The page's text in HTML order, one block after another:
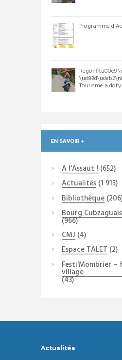
Programme
Regonfl\u00e9
Tourisme a
EN SAVOIR +
A l'Assaut ! (652)
Actualités(1 913)
Bibliothèque
Bourg
(966)
CMJ (4)
Espace TALET (2)
Festi'Mombrier –
village
(43)
Actualités